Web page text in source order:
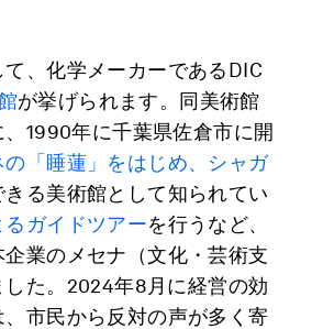
、化学メーカーであるDIC
が挙げられます。同美術館
1990年に千葉県佐倉市に開
の「睡蓮」をはじめ、シャガ
る美術館として知られてい
ガイドツアーを行うなど、
業のメセナ（文化・芸術支
た。2024年8月に経営の効
市民から反対の声が多く寄